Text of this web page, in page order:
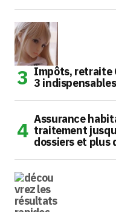
Impôts, retraite
3
Assurance
traitement
dossiers et plus